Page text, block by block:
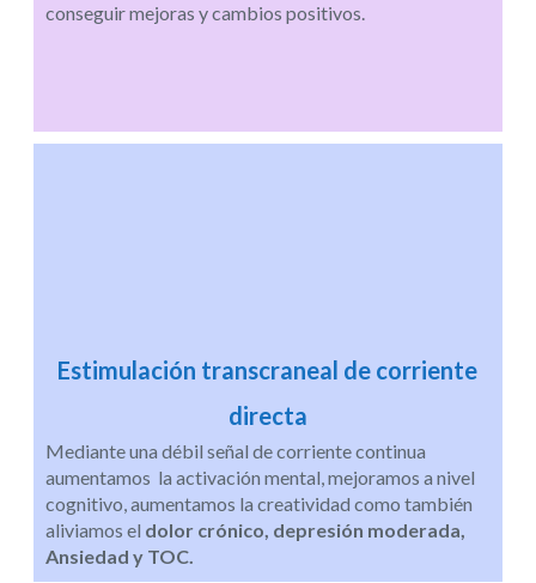
conseguir mejoras y cambios positivos.
Estimulación transcraneal de corriente
directa
Mediante una débil señal de corriente continua
aumentamos la activación mental, mejoramos a nivel
cognitivo, aumentamos la creatividad como también
aliviamos el dolor crónico, depresión moderada,
Ansiedad y TOC.